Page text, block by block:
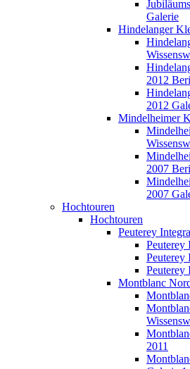
Galerie
Hindelanger
2012
2012
Mindelheimer
2007
2007
Hochtouren
Hochtouren
Peuterey
Peuterey
Peuterey
Peuterey
Montblanc
2011